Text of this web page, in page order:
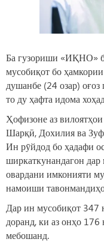
Ба гузориши «ИҚНО»
мусобиқот бо
душанбе (24 озар)
то ду ҳафта идома
Ҳофизоне аз
Шарқӣ, Дохилия ва
Ин рӯйдод бо ҳадафи
ширкаткунандагон
овардани имконияти
намоиши
Дар ин мусобиқот 347
доранд, ки аз онҳо
мебошанд.